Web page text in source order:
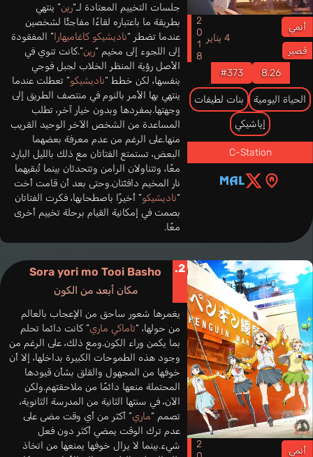
أنمي
قصير
4 يناير 2018
8.26
#373
الحياة اليومية بنات لطيفات
إياشيكي
C-Station
جلسات التخييم المعتادة لـ“رين” ينتهي
بطريقة ما باعتباره لقاءًا مفاجئًا لشخصين
عندما تضطر “ناديشيكو كاغاميهارا” المفقودة
إلى اللجوء إلى مخيم “رين”.كانت تنوي في
الأصل رؤية المنظر الخلاب لجبل فوجي
بنفسها، لكن خطط “ناديشيكو” تعطلت عندما
ينتهي بها الأمر بالنوم في منتصف الطريق إلى
وجهتها.بمفردها وبدون خيار آخر، تطلب
المساعدة من الشخص الآخر الوحيد القريب
منها.على الرغم من عدم معرفة بعضهما
البعض، تستمتع الفتاتان مع ذلك بالليل البارد
معًا، وتتناولان الرامن وتتحدثان بينما تُبقيهما
نار المخيم دافئتان.وحتى بعد أن قامت أخت
“ناديشيكو” أخيرًا باصطحابها، فكرت الفتاتان
بصمت في إمكانية القيام برحلة تخييم أخرى
معًا.
2.
Sora yori mo Tooi Basho
مكان أبعد من الكون
أنمي
يغمرها شعور ساحق من الإعجاب بالعالم
من حولها، “تاماكي ماري” كانت دائما تحلم
بما يكمن وراء الكون.ومع ذلك، على الرغم من
وجود هذه الطموحات الكبيرة بداخلها، إلا أن
خوفها من المجهول والقلق بشأن قيودها
المحتملة منعها دائمًا من ملاحقتهم.ولكن
الآن، في سنتها الثانية من المدرسة الثانوية،
تصمم “ماري” أكثر من أي وقت مضى على
عدم ترك الوقت يمضي أكثر دون فعل
شيء.بينما لا يزال خوفها يمنعها من اتخاذ